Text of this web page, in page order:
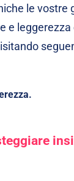
le vostre
e leggerezza